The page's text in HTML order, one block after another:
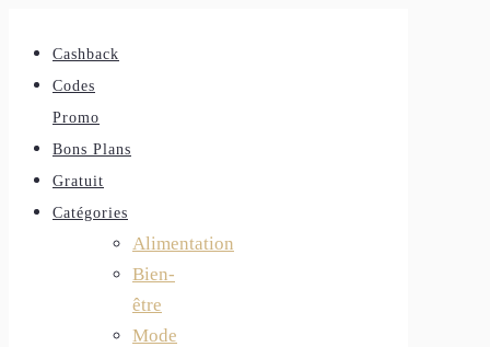
Cashback
Codes
Promo
Bons Plans
Gratuit
Catégories
Alimentation
Bien-
être
Mode